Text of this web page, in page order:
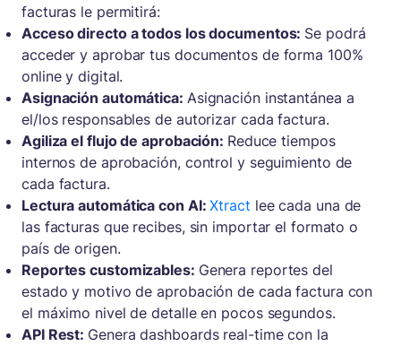
facturas le permitirá:
Acceso directo a todos los documentos: Se podrá
acceder y aprobar tus documentos de forma 100%
online y digital.
Asignación automática: Asignación instantánea a
el/los responsables de autorizar cada factura.
Agiliza el flujo de aprobación: Reduce tiempos
internos de aprobación, control y seguimiento de
cada factura.
Lectura automática con AI:Xtract lee cada una de
las facturas que recibes, sin importar el formato o
país de origen.
Reportes customizables: Genera reportes del
estado y motivo de aprobación de cada factura con
el máximo nivel de detalle en pocos segundos.
API Rest: Genera dashboards real-time con la